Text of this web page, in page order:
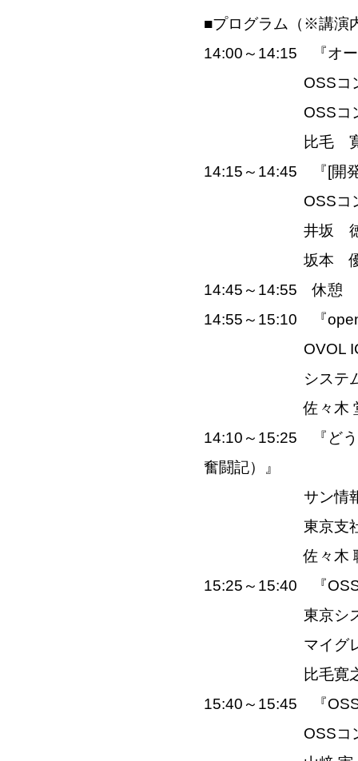
■プログラム（※講演
14:00～14:15 『オ
OSSコンソ
OSSコンソーシ
比毛 寛
14:15～14:45 『[開
OSSコンソーシ
井坂 徳
坂本 優
14:45～14:55 休憩
14:55～15:10 『
OVOL ICTソリ
システム開発
佐々木 堂
14:10～15:25 『どう
奮闘記）』
サン情報サー
東京支社長
佐々木
15:25～15:40 『
東京システム
マイグレーシ
比毛寛
15:40～15:45 『
OSSコンソ